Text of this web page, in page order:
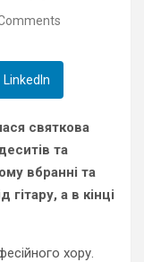
LinkedIn
святкова
та
вбранні та
гітару, а в кінці
хору.